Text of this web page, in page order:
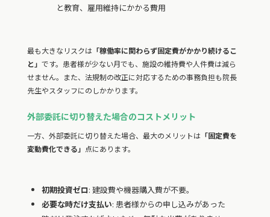
と教育、雇用維持にかかる費用
最も大きなリスクは 「稼働率に関わらず固定費がかかり続けるこ
と」 です。患者様が少ない月でも、施設の維持費や人件費は減ら
せません。また、法規制の改正に対応するための事務負担も院長
先生やスタッフにのしかかります。
外部委託に切り替えた場合のコストメリット
一方、外部委託に切り替えた場合、最大のメリットは 「固定費を
変動費化できる」 点にあります。
初期投資ゼロ: 建設費や機器購入費が不要。
必要な時だけ支払い: 患者様からの申し込みがあった